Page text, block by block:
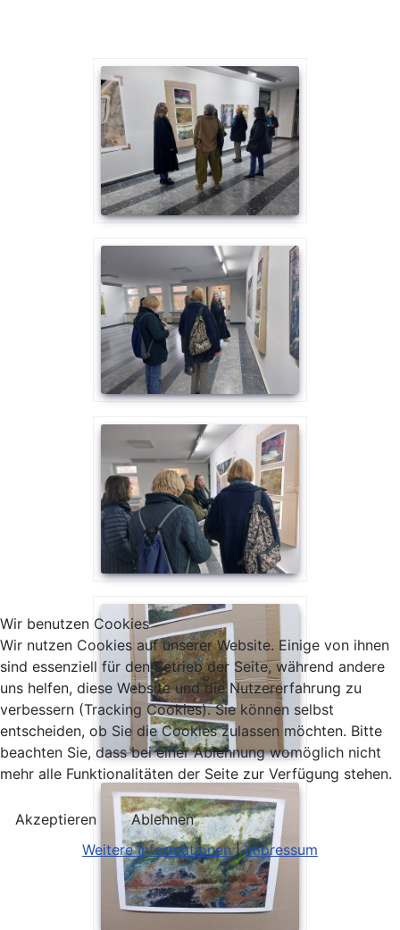
Wir benutzen Cookies
Wir nutzen Cookies auf unserer Website. Einige von ihnen
sind essenziell für den Betrieb der Seite, während andere
uns helfen, diese Website und die Nutzererfahrung zu
verbessern (Tracking Cookies). Sie können selbst
entscheiden, ob Sie die Cookies zulassen möchten. Bitte
beachten Sie, dass bei einer Ablehnung womöglich nicht
mehr alle Funktionalitäten der Seite zur Verfügung stehen.
Akzeptieren
Ablehnen
Weitere Informationen|Impressum